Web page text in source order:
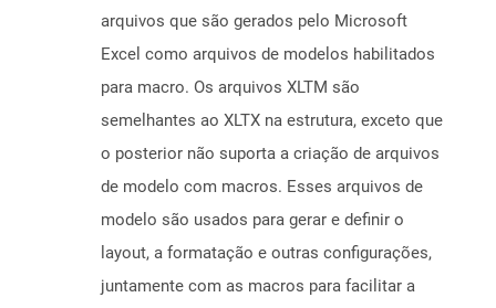
arquivos que são gerados pelo Microsoft
Excel como arquivos de modelos habilitados
para macro. Os arquivos XLTM são
semelhantes ao XLTX na estrutura, exceto que
o posterior não suporta a criação de arquivos
de modelo com macros. Esses arquivos de
modelo são usados ​​para gerar e definir o
layout, a formatação e outras configurações,
juntamente com as macros para facilitar a